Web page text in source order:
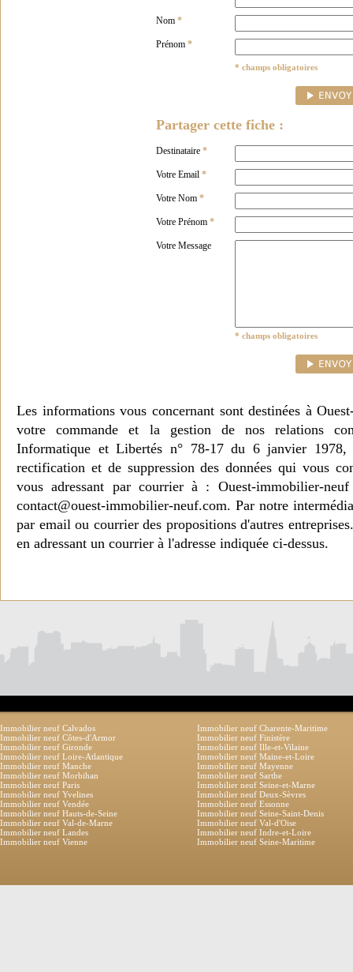
Nom *
Prénom *
* champs obligatoires
Partager cette fiche :
Destinataire *
Votre Email *
Votre Nom *
Votre Prénom *
Votre Message
* champs obligatoires
Les informations vous concernant sont destinées à
votre commande et la gestion de nos relations
Informatique et Libertés n° 78-17 du 6 janvier 1978,
rectification et de suppression des données qui vous
vous adressant par courrier à : Ouest-immobilier-
contact@ouest-immobilier-neuf.com. Par notre
par email ou courrier des propositions d'autres
en adressant un courrier à l'adresse indiquée ci-dessus.
Immobilier neuf Calvados
Immobilier neuf Charente-Maritime
Immobilier neuf Côtes-d'Armor
Immobilier neuf Finistère
Immobilier neuf Gironde
Immobilier neuf Ille-et-Vilaine
Immobilier neuf Loire-Atlantique
Immobilier neuf Maine-et-Loire
Immobilier neuf Manche
Immobilier neuf Mayenne
Immobilier neuf Morbihan
Immobilier neuf Sarthe
Immobilier neuf Paris
Immobilier neuf Seine-et-Marne
Immobilier neuf Yvelines
Immobilier neuf Deux-Sèvres
Immobilier neuf Vendée
Immobilier neuf Essonne
Immobilier neuf Hauts-de-Seine
Immobilier neuf Seine-Saint-Denis
Immobilier neuf Val-de-Marne
Immobilier neuf Val-d'Oise
Immobilier neuf Landes
Immobilier neuf Indre-et-Loire
Immobilier neuf Vienne
Immobilier neuf Seine-Maritime